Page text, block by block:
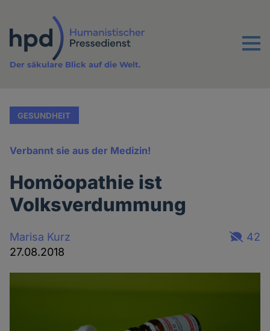
Inhalt
Menu
Der säkulare Blick auf die Welt.
GESUNDHEIT
Verbannt sie aus der Medizin!
Homöopathie ist
Volksverdummung
Marisa Kurz
27.08.2018
42